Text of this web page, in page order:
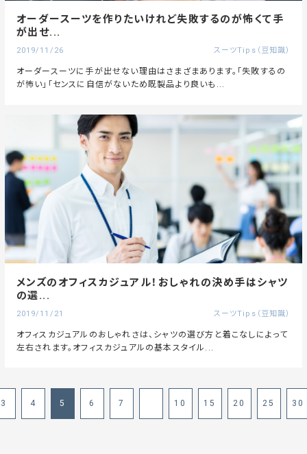
オーダースーツを作りたいけれど失敗するのが怖くて手
が出せ...
2019/11/26 スーツTips（豆知識）
オーダースーツに手が出せない理由はさまざまあります。「失敗するの
が怖い」「センスに自信がないため既製品より良いも...
メンズのオフィスカジュアル！おしゃれの決め手はシャツ
の選...
2019/11/21 スーツTips（豆知識）
オフィスカジュアルのおしゃれさは、シャツの選び方と着こなしによって
左右されます。オフィスカジュアルの基本スタイル...
3 4 5 6 7 10 15 20 25 30